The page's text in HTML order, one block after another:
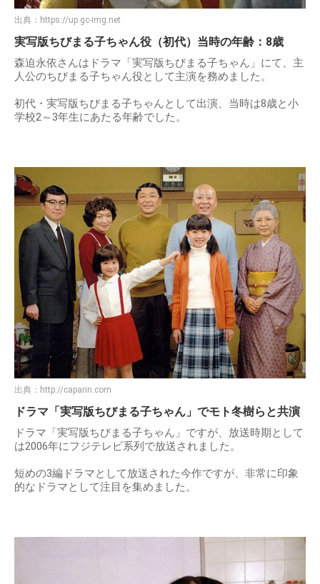
出典： https://up.gc-img.net
実写版ちびまる子ちゃん役（初代）当時の年齢：8歳
森迫永依さんはドラマ「実写版ちびまる子ちゃん」にて、主
人公のちびまる子ちゃん役として主演を務めました。
初代・実写版ちびまる子ちゃんとして出演、当時は8歳と小
学校2～3年生にあたる年齢でした。
出典： http://caparin.com
ドラマ「実写版ちびまる子ちゃん」でモト冬樹らと共演
ドラマ「実写版ちびまる子ちゃん」ですが、放送時期として
は2006年にフジテレビ系列で放送されました。
短めの3編ドラマとして放送された今作ですが、非常に印象
的なドラマとして注目を集めました。